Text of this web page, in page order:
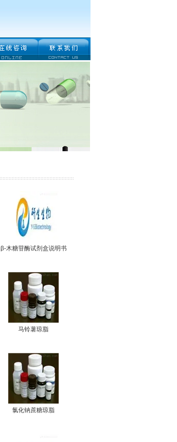
β-木糖苷酶试剂盒说明书
马铃薯琼脂
氯化钠蔗糖琼脂